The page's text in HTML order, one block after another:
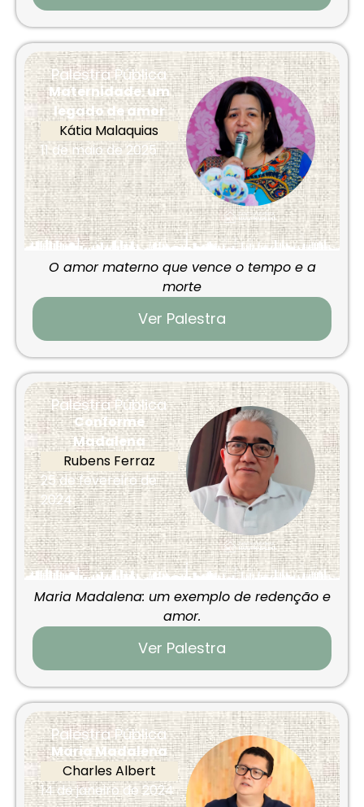
Palestra Pública
Maternidade: um
legado de amor
Kátia Malaquias
11 de maio de 2025
O amor materno que vence o tempo e a
morte
Ver Palestra
Palestra Pública
Conforme
Madalena
Rubens Ferraz
25 de fevereiro de
2024
Maria Madalena: um exemplo de redenção e
amor.
Ver Palestra
Palestra Pública
Maria Madalena
Charles Albert
14 de janeiro de 2024